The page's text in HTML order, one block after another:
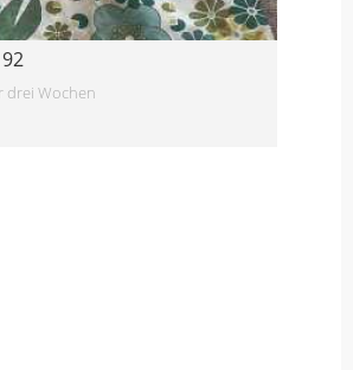
drei Wochen